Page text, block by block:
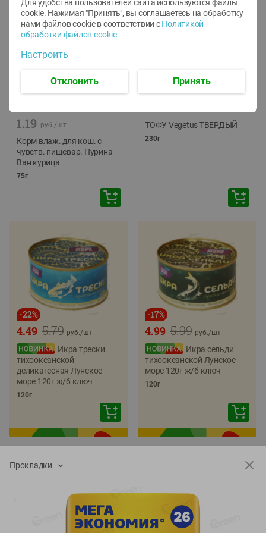
-12%
1.19 руб./шт
Корм влаж. для кош. с
чувств. пищевар. Пурина
Ван курица
75г
-24%
ТОФУ Vegetus ТВЕРДЫЙ
230г
-22%
5.79
4.49 руб./шт
Икра трески
тихоокеанской
деликатесная Лунское
море 120г ж/б ключ
120г
-17%
5.99
4.99 руб./шт
Икра сельди
тихоокеанской Лунское
море 120г ж/б ключ
120г
Прокладки
Для удобства пользователей сайта используются файлы
cookie. Нажимая "Принять", вы соглашаетесь на обработку
нами файлов cookie в соответствии с Политикой
обработки файлов cookie
Настроить
Отклонить Принять